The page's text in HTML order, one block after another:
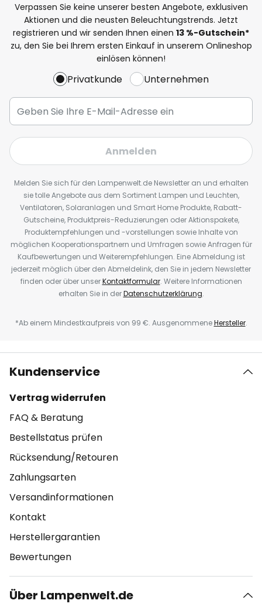
Verpassen Sie keine unserer besten Angebote, exklusiven
Aktionen und die neusten Beleuchtungstrends. Jetzt
registrieren und wir senden Ihnen einen 13 %-Gutschein*
zu, den Sie bei Ihrem ersten Einkauf in unserem Onlineshop
einlösen können!
Privatkunde Unternehmen
Anmelden
Melden Sie sich für den Lampenwelt.de Newsletter an und erhalten
sie tolle Angebote aus dem Sortiment Lampen und Leuchten,
Ventilatoren, Solaranlagen und Smart Home Produkte, Rabatt-
Gutscheine, Produktpreis-Reduzierungen oder Aktionspakete,
Produktempfehlungen und -vorstellungen sowie Inhalte von
möglichen Kooperationspartnern und Umfragen sowie Anfragen für
Kaufbewertungen und Weiterempfehlungen. Eine Abmeldung ist
jederzeit möglich über den Abmeldelink, den Sie in jedem Newsletter
finden oder über unserKontaktformular. Weitere Informationen
erhalten Sie in derDatenschutzerklärung.
*Ab einem Mindestkaufpreis von 99 €. AusgenommeneHersteller.
Kundenservice
Vertrag widerrufen
FAQ & Beratung
Bestellstatus prüfen
Rücksendung/Retouren
Zahlungsarten
Versandinformationen
Kontakt
Herstellergarantien
Bewertungen
Über Lampenwelt.de